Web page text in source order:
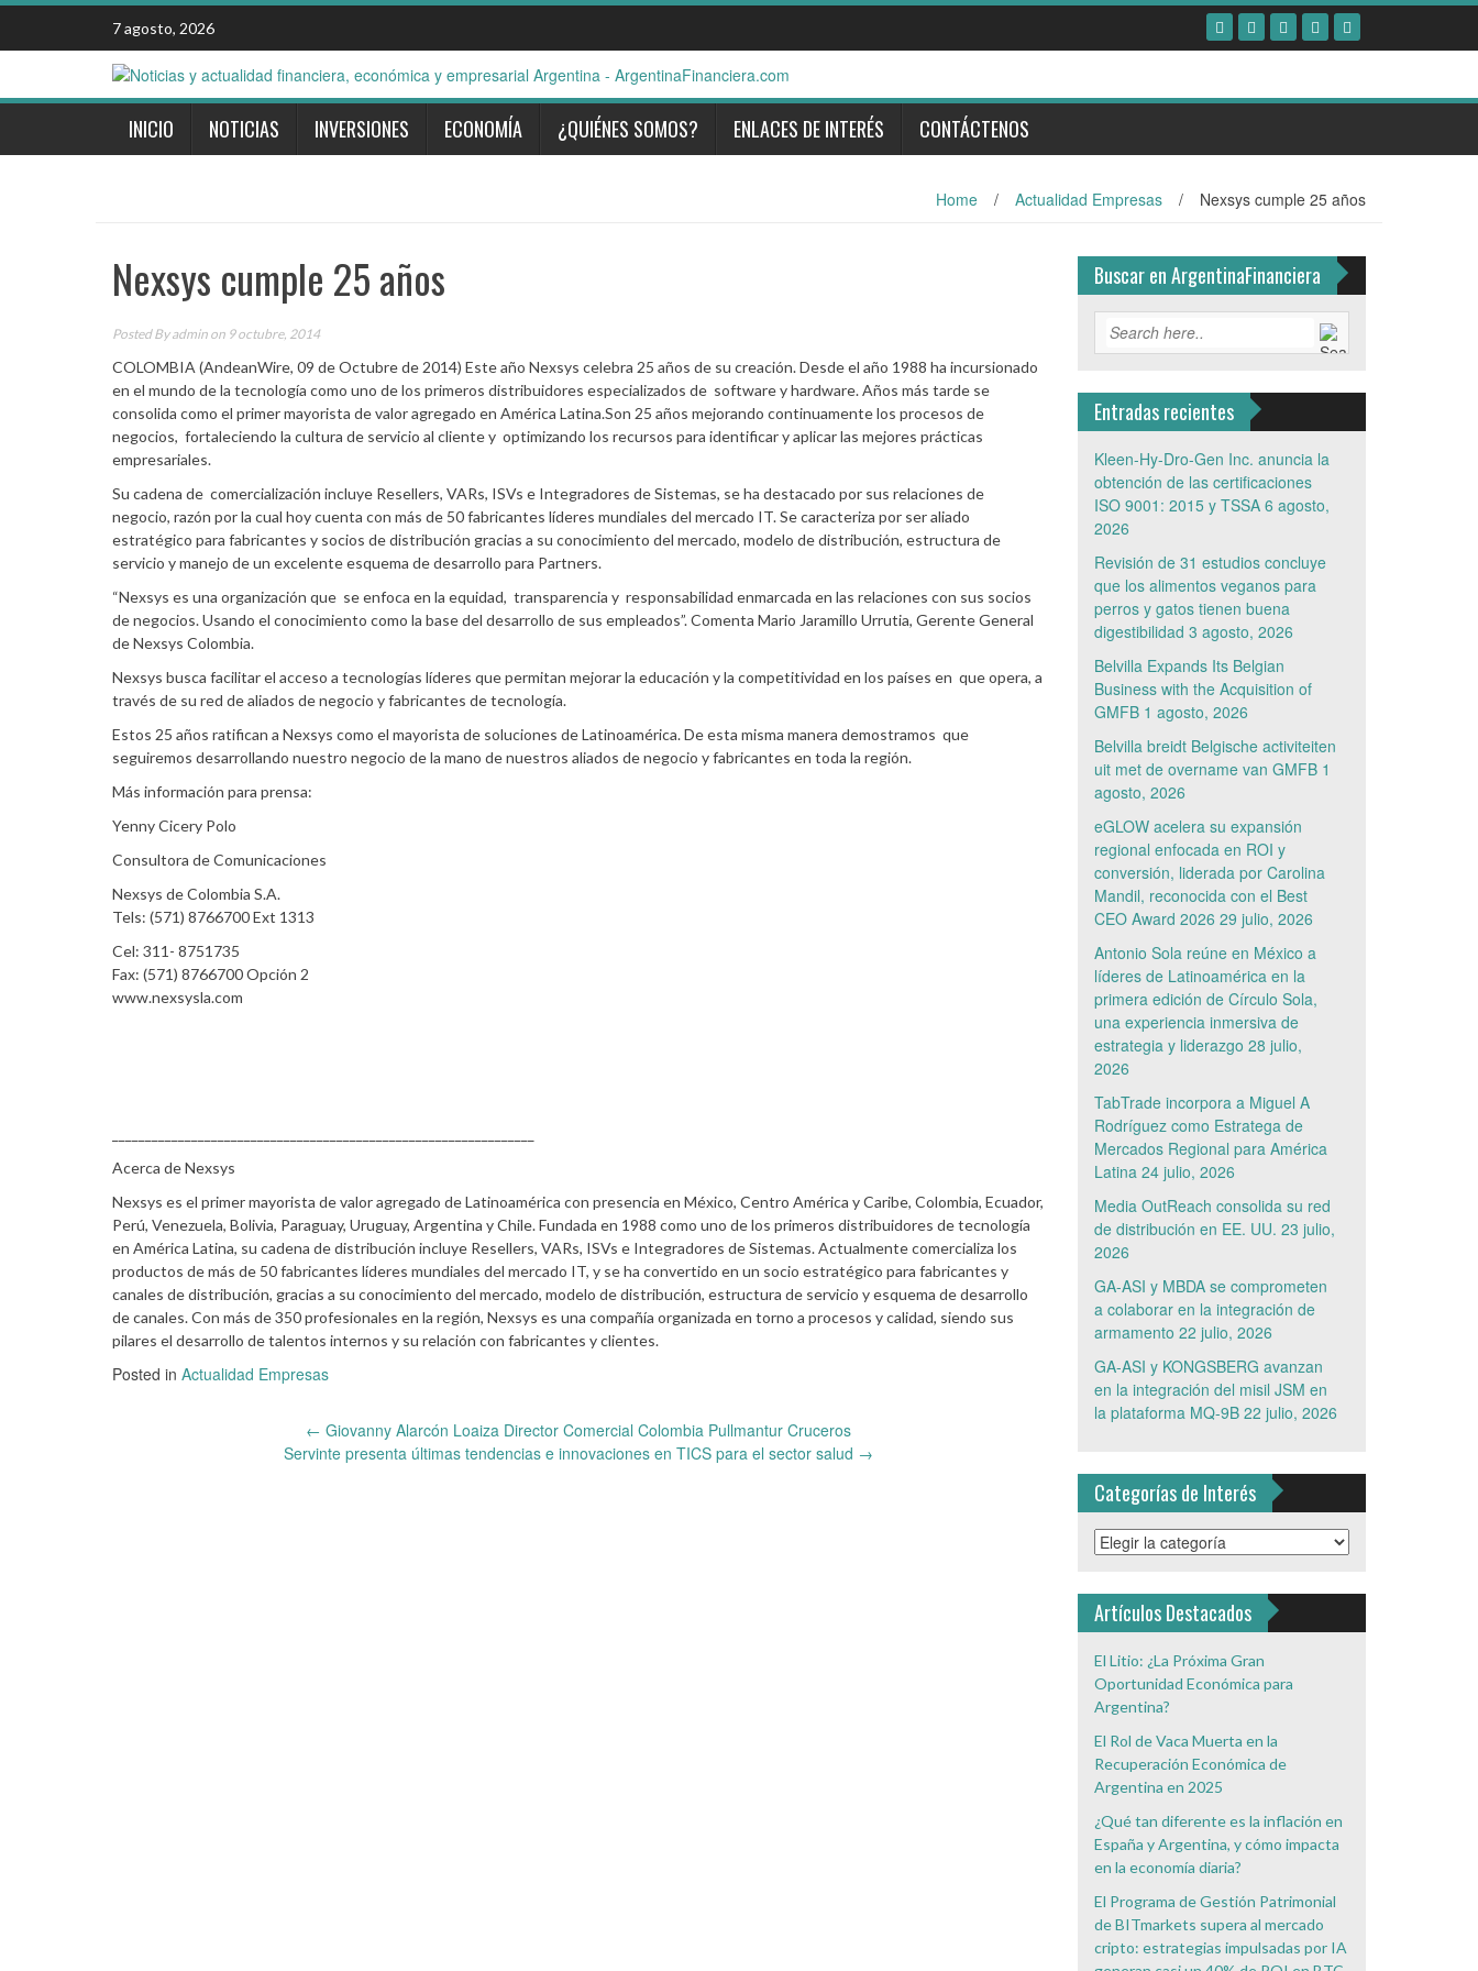
Skip
content
7 agosto, 2026
INICIO NOTICIAS INVERSIONES ECONOMÍA ¿QUIÉNES SOMOS? ENLACES DE INTERÉS CONTÁCTENOS
Home / Actualidad Empresas / Nexsys cumple 25 años
Nexsys cumple 25 años
Posted Byadmin on 9 octubre, 2014
COLOMBIA (AndeanWire, 09 de Octubre de 2014) Este año Nexsys celebra 25 años de su creación. Desde el año 1988 ha incursionado
en el mundo de la tecnología como uno de los primeros distribuidores especializados de software y hardware. Años más tarde se
consolida como el primer mayorista de valor agregado en América Latina.Son 25 años mejorando continuamente los procesos de
negocios, fortaleciendo la cultura de servicio al cliente y optimizando los recursos para identificar y aplicar las mejores prácticas
empresariales.
Su cadena de comercialización incluye Resellers, VARs, ISVs e Integradores de Sistemas, se ha destacado por sus relaciones de
negocio, razón por la cual hoy cuenta con más de 50 fabricantes líderes mundiales del mercado IT. Se caracteriza por ser aliado
estratégico para fabricantes y socios de distribución gracias a su conocimiento del mercado, modelo de distribución, estructura de
servicio y manejo de un excelente esquema de desarrollo para Partners.
“Nexsys es una organización que se enfoca en la equidad, transparencia y responsabilidad enmarcada en las relaciones con sus socios
de negocios. Usando el conocimiento como la base del desarrollo de sus empleados”. Comenta Mario Jaramillo Urrutia, Gerente General
de Nexsys Colombia.
Nexsys busca facilitar el acceso a tecnologías líderes que permitan mejorar la educación y la competitividad en los países en que opera, a
través de su red de aliados de negocio y fabricantes de tecnología.
Estos 25 años ratifican a Nexsys como el mayorista de soluciones de Latinoamérica. De esta misma manera demostramos que
seguiremos desarrollando nuestro negocio de la mano de nuestros aliados de negocio y fabricantes en toda la región.
Más información para prensa:
Yenny Cicery Polo
Consultora de Comunicaciones
Nexsys de Colombia S.A.
Tels: (571) 8766700 Ext 1313
Cel: 311- 8751735
Fax: (571) 8766700 Opción 2
www.nexsysla.com
Acerca de Nexsys
Nexsys es el primer mayorista de valor agregado de Latinoamérica con presencia en México, Centro América y Caribe, Colombia, Ecuador,
Perú, Venezuela, Bolivia, Paraguay, Uruguay, Argentina y Chile. Fundada en 1988 como uno de los primeros distribuidores de tecnología
en América Latina, su cadena de distribución incluye Resellers, VARs, ISVs e Integradores de Sistemas. Actualmente comercializa los
productos de más de 50 fabricantes líderes mundiales del mercado IT, y se ha convertido en un socio estratégico para fabricantes y
canales de distribución, gracias a su conocimiento del mercado, modelo de distribución, estructura de servicio y esquema de desarrollo
de canales. Con más de 350 profesionales en la región, Nexsys es una compañía organizada en torno a procesos y calidad, siendo sus
pilares el desarrollo de talentos internos y su relación con fabricantes y clientes.
Posted in Actualidad Empresas
← Giovanny Alarcón Loaiza Director Comercial Colombia Pullmantur Cruceros
Servinte presenta últimas tendencias e innovaciones en TICS para el sector salud →
Buscar en ArgentinaFinanciera
Entradas recientes
Kleen-Hy-Dro-Gen Inc. anuncia la
obtención de las certificaciones
ISO 9001: 2015 y TSSA 6 agosto,
2026
Revisión de 31 estudios concluye
que los alimentos veganos para
perros y gatos tienen buena
digestibilidad 3 agosto, 2026
Belvilla Expands Its Belgian
Business with the Acquisition of
GMFB 1 agosto, 2026
Belvilla breidt Belgische activiteiten
uit met de overname van GMFB 1
agosto, 2026
eGLOW acelera su expansión
regional enfocada en ROI y
conversión, liderada por Carolina
Mandil, reconocida con el Best
CEO Award 2026 29 julio, 2026
Antonio Sola reúne en México a
líderes de Latinoamérica en la
primera edición de Círculo Sola,
una experiencia inmersiva de
estrategia y liderazgo 28 julio,
2026
TabTrade incorpora a Miguel A
Rodríguez como Estratega de
Mercados Regional para América
Latina 24 julio, 2026
Media OutReach consolida su red
de distribución en EE. UU. 23 julio,
2026
GA-ASI y MBDA se comprometen
a colaborar en la integración de
armamento 22 julio, 2026
GA-ASI y KONGSBERG avanzan
en la integración del misil JSM en
la plataforma MQ-9B 22 julio, 2026
Categorías de Interés
Categorías
de
Artículos Destacados
El Litio: ¿La Próxima Gran
Oportunidad Económica para
Argentina?
El Rol de Vaca Muerta en la
Recuperación Económica de
Argentina en 2025
¿Qué tan diferente es la inflación en
España y Argentina, y cómo impacta
en la economía diaria?
El Programa de Gestión Patrimonial
de BITmarkets supera al mercado
cripto: estrategias impulsadas por IA